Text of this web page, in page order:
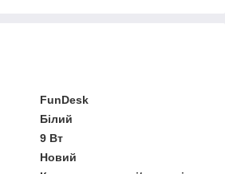
FunDesk
Білий
9 Вт
Новий